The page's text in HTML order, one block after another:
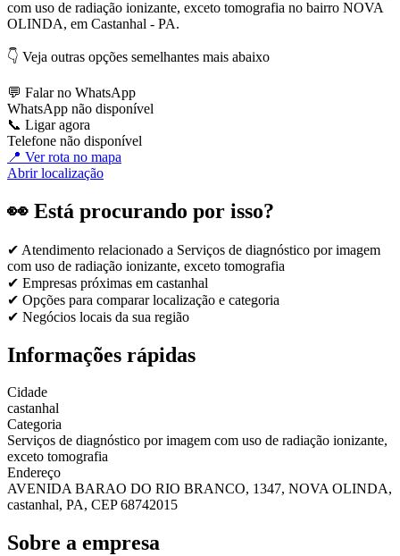
com uso de radiação ionizante, exceto tomografia no bairro NOVA
OLINDA, em Castanhal - PA.
👇 Veja outras opções semelhantes mais abaixo
💬 Falar no WhatsApp
WhatsApp não disponível
📞 Ligar agora
Telefone não disponível
📍 Ver rota no mapa
Abrir localização
👀 Está procurando por isso?
✔ Atendimento relacionado a Serviços de diagnóstico por imagem
com uso de radiação ionizante, exceto tomografia
✔ Empresas próximas em castanhal
✔ Opções para comparar localização e categoria
✔ Negócios locais da sua região
Informações rápidas
Cidade
castanhal
Categoria
Serviços de diagnóstico por imagem com uso de radiação ionizante,
exceto tomografia
Endereço
AVENIDA BARAO DO RIO BRANCO, 1347, NOVA OLINDA,
castanhal, PA, CEP 68742015
Sobre a empresa